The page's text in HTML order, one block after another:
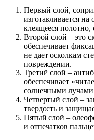
Первый слой,
изготавливается
клеящееся
Второй слой – это
обеспечивает
не дает осколкам
повреждении.
Третий слой –
обеспечивает
солнечными лучами.
Четвертый слой –
твердость и
Пятый слой –
и отпечатков